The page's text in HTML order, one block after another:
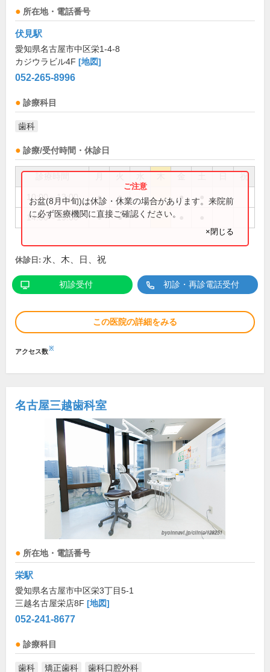
所在地・電話番号
伏見駅
愛知県名古屋市中区栄1-4-8
カジウラビル4F [地図]
052-265-8996
診療科目
歯科
診療/受付時間・休診日
祝
10:00～13:00 ● ● ●
14:00～19:00 ● ●
お盆(8月中旬)は休診・休業の場合があります。来院前
に必ず医療機関に直接ご確認ください。
×閉じる
休診日: 水、木、日、祝
初診受付 初診・再診電話受付
この医院の詳細をみる
アクセス数※
名古屋三越歯科室
所在地・電話番号
栄駅
愛知県名古屋市中区栄3丁目5-1
三越名古屋栄店8F [地図]
052-241-8677
診療科目
歯科 矯正歯科 歯科口腔外科